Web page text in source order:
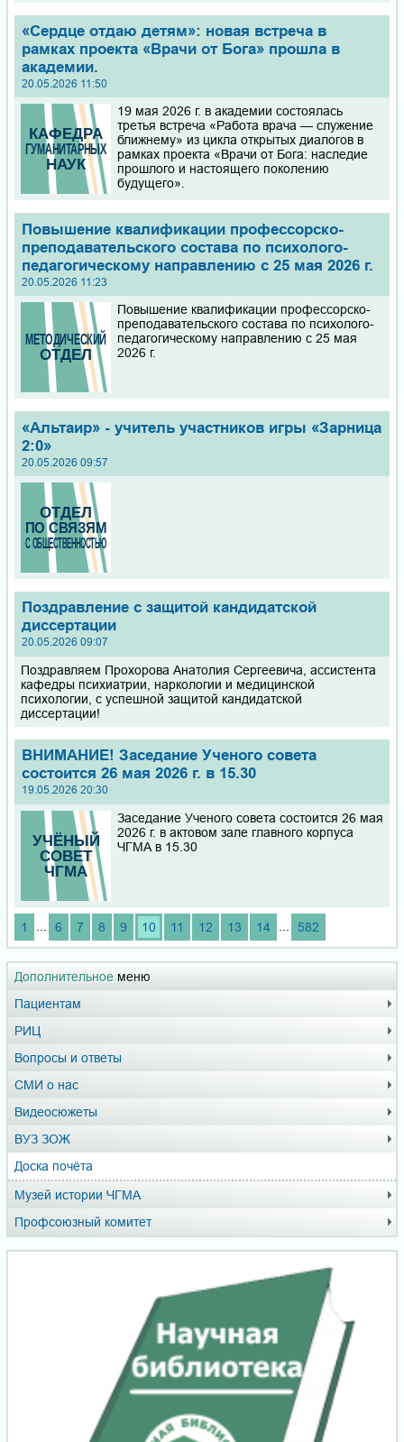
Дополнительное меню
Пациентам
РИЦ
Вопросы и ответы
СМИ о нас
Видеосюжеты
ВУЗ ЗОЖ
Доска почёта
Музей истории ЧГМА
Профсоюзный комитет
«Сердце отдаю детям»: новая встреча в
рамках проекта «Врачи от Бога» прошла в
академии.
20.05.2026 11:50
19 мая 2026 г. в академии состоялась
третья встреча «Работа врача — служение
ближнему» из цикла открытых диалогов в
рамках проекта «Врачи от Бога: наследие
прошлого и настоящего поколению
будущего».
Повышение квалификации профессорско-
преподавательского состава по психолого-
педагогическому направлению с 25 мая 2026 г.
20.05.2026 11:23
Повышение квалификации профессорско-
преподавательского состава по психолого-
педагогическому направлению с 25 мая
2026 г.
«Альтаир» - учитель участников игры «Зарница
2:0»
20.05.2026 09:57
Поздравление с защитой кандидатской
диссертации
20.05.2026 09:07
Поздравляем Прохорова Анатолия Сергеевича, ассистента
кафедры психиатрии, наркологии и медицинской
психологии, с успешной защитой кандидатской
диссертации!
ВНИМАНИЕ! Заседание Ученого совета
состоится 26 мая 2026 г. в 15.30
19.05.2026 20:30
Заседание Ученого совета состоится 26 мая
2026 г. в актовом зале главного корпуса
ЧГМА в 15.30
1 6 7 8 9 10 11 12 13 14 582